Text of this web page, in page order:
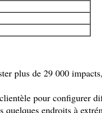
plus de 29 000
pour configurer
endroits à